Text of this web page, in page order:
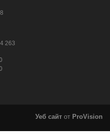
263
Уеб сайт от ProVision